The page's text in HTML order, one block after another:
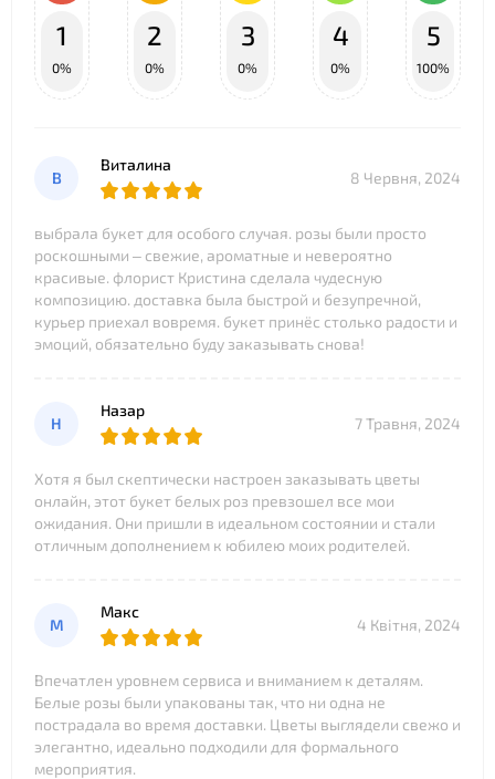
1
0%
2
0%
3
0%
4
0%
5
100%
В
Виталина
8 Червня, 2024
выбрала букет для особого случая. розы были просто
роскошными – свежие, ароматные и невероятно
красивые. флорист Кристина сделала чудесную
композицию. доставка была быстрой и безупречной,
курьер приехал вовремя. букет принёс столько радости и
эмоций, обязательно буду заказывать снова!
Н
Назар
7 Травня, 2024
Хотя я был скептически настроен заказывать цветы
онлайн, этот букет белых роз превзошел все мои
ожидания. Они пришли в идеальном состоянии и стали
отличным дополнением к юбилею моих родителей.
М
Макс
4 Квітня, 2024
Впечатлен уровнем сервиса и вниманием к деталям.
Белые розы были упакованы так, что ни одна не
пострадала во время доставки. Цветы выглядели свежо и
элегантно, идеально подходили для формального
мероприятия.